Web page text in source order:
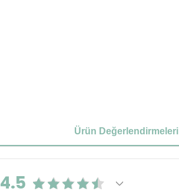
Ürün Değerlendirmeleri
4.5